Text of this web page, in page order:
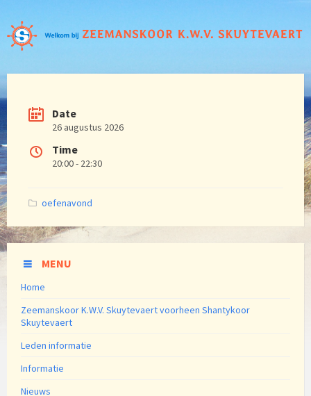
Date
26 augustus 2026
Time
20:00 - 22:30
Categories:
oefenavond
MENU
Home
Zeemanskoor K.W.V. Skuytevaert voorheen Shantykoor
Skuytevaert
Leden informatie
Informatie
Nieuws